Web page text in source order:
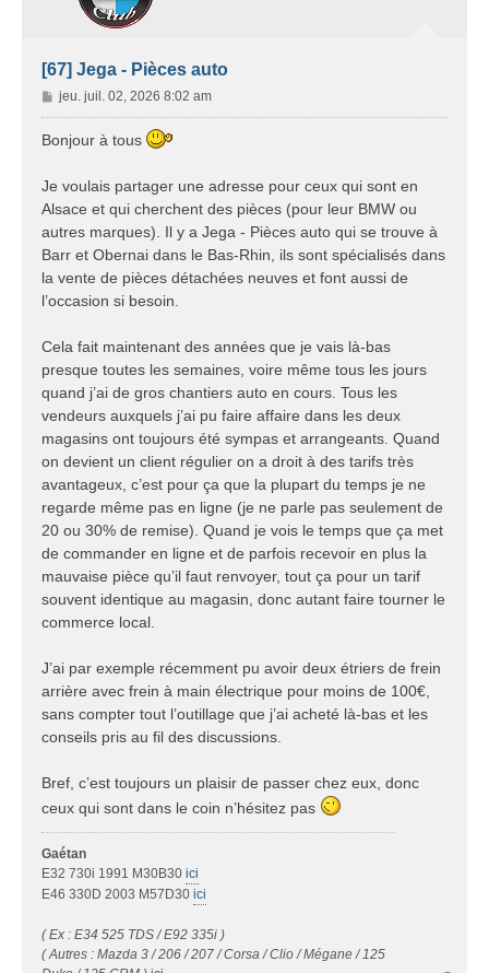
[67] Jega - Pièces auto
M
e
g
e
jeu. juil. 02, 2026 8:02 am
Bonjour à tous
Je voulais partager une adresse pour ceux qui sont en
Alsace et qui cherchent des pièces (pour leur BMW ou
autres marques). Il y a Jega - Pièces auto qui se trouve à
Barr et Obernai dans le Bas-Rhin, ils sont spécialisés dans
la vente de pièces détachées neuves et font aussi de
l’occasion si besoin.
Cela fait maintenant des années que je vais là-bas
presque toutes les semaines, voire même tous les jours
quand j’ai de gros chantiers auto en cours. Tous les
vendeurs auxquels j’ai pu faire affaire dans les deux
magasins ont toujours été sympas et arrangeants. Quand
on devient un client régulier on a droit à des tarifs très
avantageux, c’est pour ça que la plupart du temps je ne
regarde même pas en ligne (je ne parle pas seulement de
20 ou 30% de remise). Quand je vois le temps que ça met
de commander en ligne et de parfois recevoir en plus la
mauvaise pièce qu’il faut renvoyer, tout ça pour un tarif
souvent identique au magasin, donc autant faire tourner le
commerce local.
J’ai par exemple récemment pu avoir deux étriers de frein
arrière avec frein à main électrique pour moins de 100€,
sans compter tout l’outillage que j’ai acheté là-bas et les
conseils pris au fil des discussions.
Bref, c’est toujours un plaisir de passer chez eux, donc
ceux qui sont dans le coin n’hésitez pas
Gaétan
E32 730i 1991 M30B30 ici
E46 330D 2003 M57D30 ici
( Ex : E34 525 TDS / E92 335i )
( Autres : Mazda 3 / 206 / 207 / Corsa / Clio / Mégane / 125